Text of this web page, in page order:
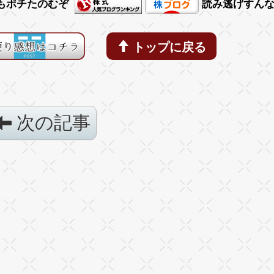
ポチたのむぞ 読み逃げすん
トップに戻る
次の記事